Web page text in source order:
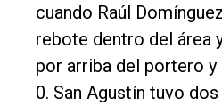
cuando Raúl
rebote dentro del área
por arriba del portero
0. San Agustín tuvo